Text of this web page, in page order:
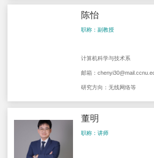
陈怡
职称：副教授
计算机科学与技术系
邮箱：
研究方向：无线网络等
董明
职称：讲师